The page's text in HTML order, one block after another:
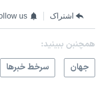
اشتراک us
همچنبن ببینید:
جهان
سرخط خبرها